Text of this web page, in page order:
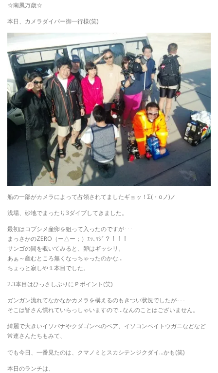
☆南風万歳☆
本日、カメラダイバー御一行様(笑)
船の一部がカメラによって占領されてましたギョッ！Σ(・oノ)ノ
浅場、砂地でまったり3ダイブしてきました。
最初はコブシメ産卵を狙って入ったのですが･･･
まっさかのZERO（ー△ー；）ｴｯ､ﾏｼﾞ？！！！
サンゴの間を覗いてみると、卵はギッシリ。
あぁ～産むところ無くなっちゃったのかな…
ちょっと寂しや１本目でした。
2.3本目はひっさしぶりにＰポイント(笑)
ガンガン流れてなかなかカメラを構えるのもきつい状況でしたが･･･
そこは皆さん慣れていらっしゃいますので…なんのことはございません。
綺麗で大きいイソバナやクダゴンべのペア、イソコンペイトウガニなどなど
常連さんたちもみて、
でも今日、一番見たのは、クマノミとスカシテンジクダイ…かも(笑)
本日のランチは、